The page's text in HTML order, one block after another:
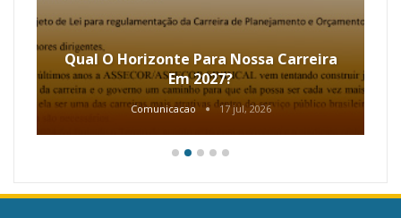
Qual O Horizonte Para Nossa Carreira
Em 2027?
Comunicacao 17 jul, 2026